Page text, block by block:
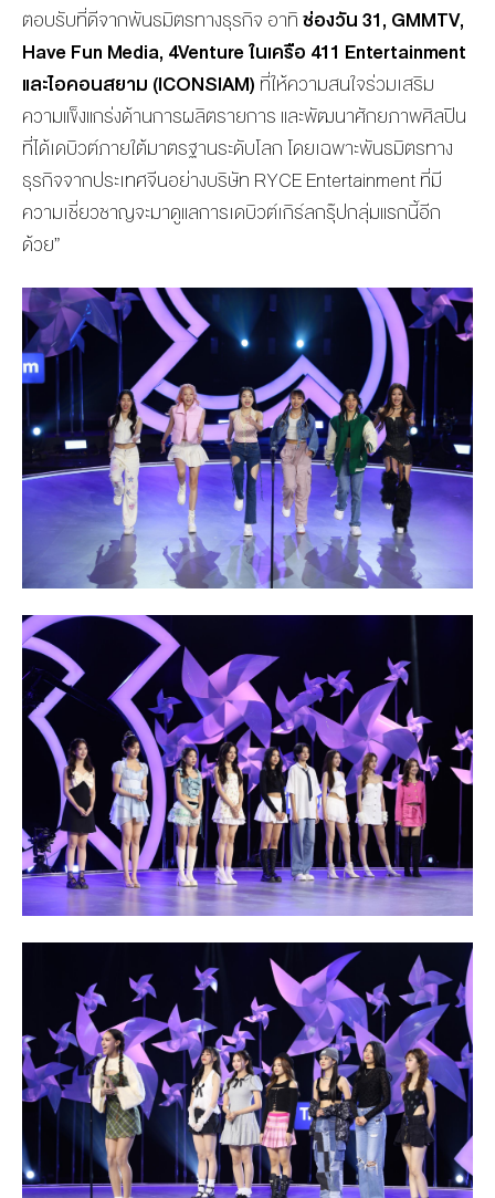
ตอบรับที่ดีจากพันธมิตรทางธุรกิจ อาทิช่องวัน 31, GMMTV,
Have Fun Media, 4Venture ในเครือ 411 Entertainment
และไอคอนสยาม (ICONSIAM) ที่ให้ความสนใจร่วมเสริม
ความแข็งแกร่งด้านการผลิตรายการ และพัฒนาศักยภาพศิลปิน
ที่ได้เดบิวต์ภายใต้มาตรฐานระดับโลก โดยเฉพาะพันธมิตรทาง
ธุรกิจจากประเทศจีนอย่างบริษัท RYCE Entertainment ที่มี
ความเชี่ยวชาญจะมาดูแลการเดบิวต์เกิร์ลกรุ๊ปกลุ่มแรกนี้อีก
ด้วย”